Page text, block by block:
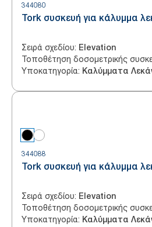
344080
Tork συσκευή για κάλυμμα
Σειρά σχεδίου: Elevation
Τοποθέτηση δοσομετρικής
Υποκατηγορία: Καλύμματα
344088
Tork συσκευή για κάλυμμα
Σειρά σχεδίου: Elevation
Τοποθέτηση δοσομετρικής
Υποκατηγορία: Καλύμματα